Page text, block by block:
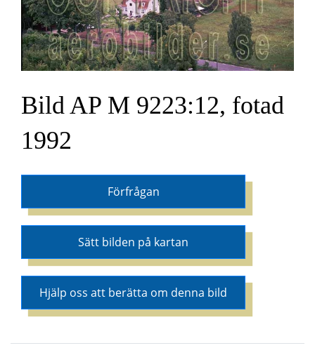
Bild AP M 9223:12, fotad
1992
Förfrågan
Sätt bilden på kartan
Hjälp oss att berätta om denna bild